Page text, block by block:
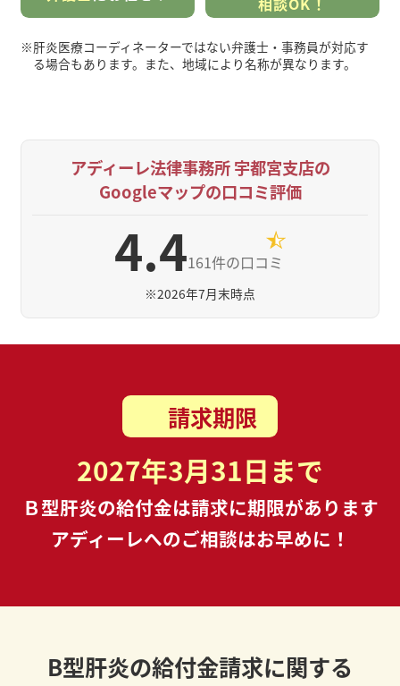
※肝炎医療コーディネーターではない弁護士・事務員が対応す
る場合もあります。また、地域により名称が異なります。
アディーレ法律事務所 宇都宮支店の
Googleマップの口コミ評価
4.4161件の口コミ
※2026年7月末時点
請求期限
2027年3月31日まで
Ｂ型肝炎の給付金は請求に期限があります
アディーレへのご相談はお早めに！
B型肝炎の給付金請求に関する